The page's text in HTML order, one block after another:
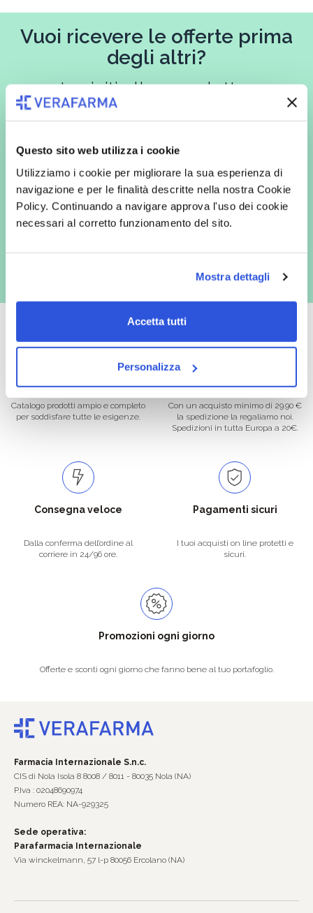
Questo sito web utilizza i cookie
Utilizziamo i cookie per migliorare la sua esperienza di
navigazione e per le finalità descritte nella nostra Cookie
Policy. Continuando a navigare approva l'uso dei cookie
necessari al corretto funzionamento del sito.
Mostra dettagli
Accetta tutti
Personalizza
Vuoi ricevere le offerte prima
degli altri?
Iscriviti alla newsletter
redatta ai sensi del Regolamento EU 2016/679, acconsento
espressamente al trattamento dei miei dati personali per finalità
commerciali da parte di Verafarma, tra cui invio di comunicazioni
marketing (con modalità telematiche - quali ad es. newsletter ed e-mail
con inviti e comunicazioni commerciali - e modalità tradizionali, quali ad
es. posta cartacea)
Oltre 50.000 prodotti
Catalogo prodotti ampio e completo
per soddisfare tutte le esigenze.
Spedizione gratuita
Con un acquisto minimo di 29.90 €
la spedizione la regaliamo noi.
Spedizioni in tutta Europa a 20€.
Consegna veloce
Dalla conferma dell’ordine al
corriere in 24/96 ore.
Pagamenti sicuri
I tuoi acquisti on line protetti e
sicuri.
Promozioni ogni giorno
Offerte e sconti ogni giorno che fanno bene al tuo portafoglio.
Farmacia Internazionale S.n.c.
CIS di Nola Isola 8 8008 / 8011 - 80035 Nola (NA)
P.Iva : 02048690974
Numero REA: NA-929325
Sede operativa:
Parafarmacia Internazionale
Via winckelmann, 57 l-p 80056 Ercolano (NA)